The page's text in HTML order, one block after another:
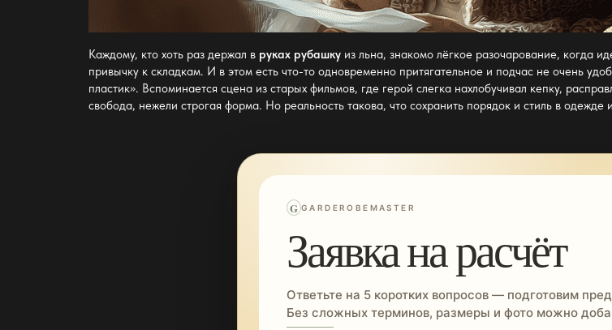
Каждому, кто хоть раз держал в руках рубашку из льна, знакомо лёгкое разочарование, когда
привычку к складкам. И в этом есть что-то одновременно притягательное и подчас не очень
пластик». Вспоминается сцена из старых фильмов, где герой слегка нахлобучивал кепку,
свобода, нежели строгая форма. Но реальность такова, что сохранить порядок и стиль в одежде
G GARDEROBEMASTER
Заявка на расчёт
Ответьте на 5 коротких вопросов — подготовим
Без сложных терминов, размеры и фото можно